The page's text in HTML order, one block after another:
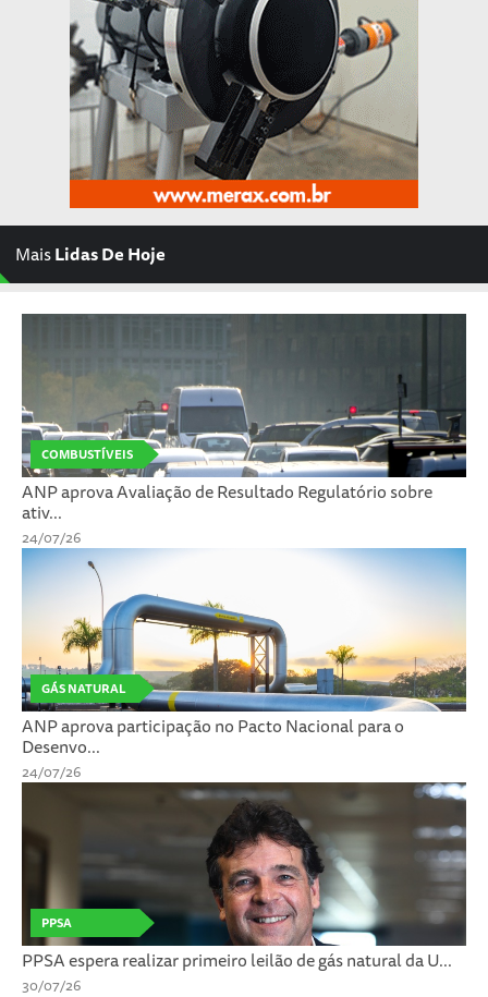
MaisLidas De Hoje
COMBUSTÍVEIS
ANP aprova Avaliação de Resultado Regulatório sobre
ativ...
24/07/26
GÁS NATURAL
ANP aprova participação no Pacto Nacional para o
Desenvo...
24/07/26
PPSA
PPSA espera realizar primeiro leilão de gás natural da U...
30/07/26